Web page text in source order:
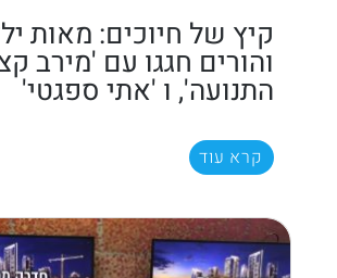
קיץ של חיוכים: מאות
והורים חגגו עם 'מירב
התנועה', ו 'אתי ספגטי'
קרא עוד